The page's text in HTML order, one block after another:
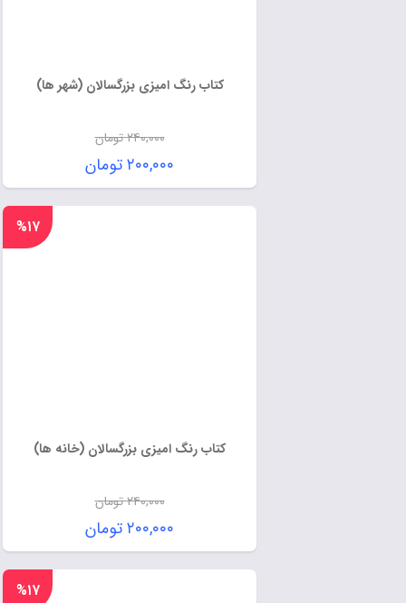
کتاب رنگ امیزی بزرگسالان (شهر ها)
۲۴۰,۰۰۰تومان
۲۰۰,۰۰۰تومان
کتاب رنگ امیزی بزرگسالان (خانه ها)
۲۴۰,۰۰۰تومان
۲۰۰,۰۰۰تومان
%۱۷
%۱۷